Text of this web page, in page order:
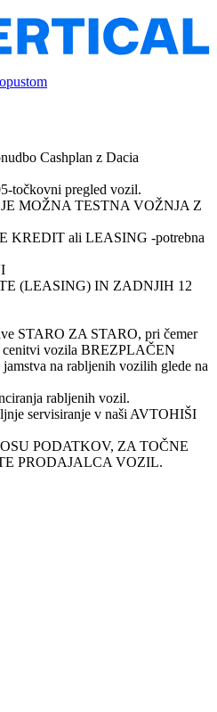
Cashplan z Dacia
točkovni pregled vozil.
MOŽNA TESTNA VOŽNJA Z
KREDIT ali LEASING -potrebna
(LEASING) IN ZADNJIH 12
STARO ZA STARO, pri čemer
cenitvi vozila BREZPLAČEN
na rabljenih vozilih glede na
rabljenih vozil.
servisiranje v naši AVTOHIŠI
PODATKOV, ZA TOČNE
PRODAJALCA VOZIL.